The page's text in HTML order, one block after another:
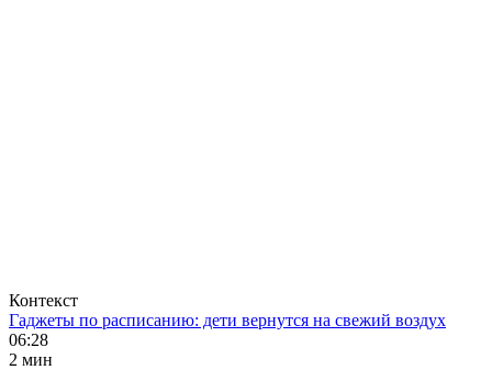
Контекст
Гаджеты по расписанию: дети вернутся на свежий воздух
06:28
2 мин